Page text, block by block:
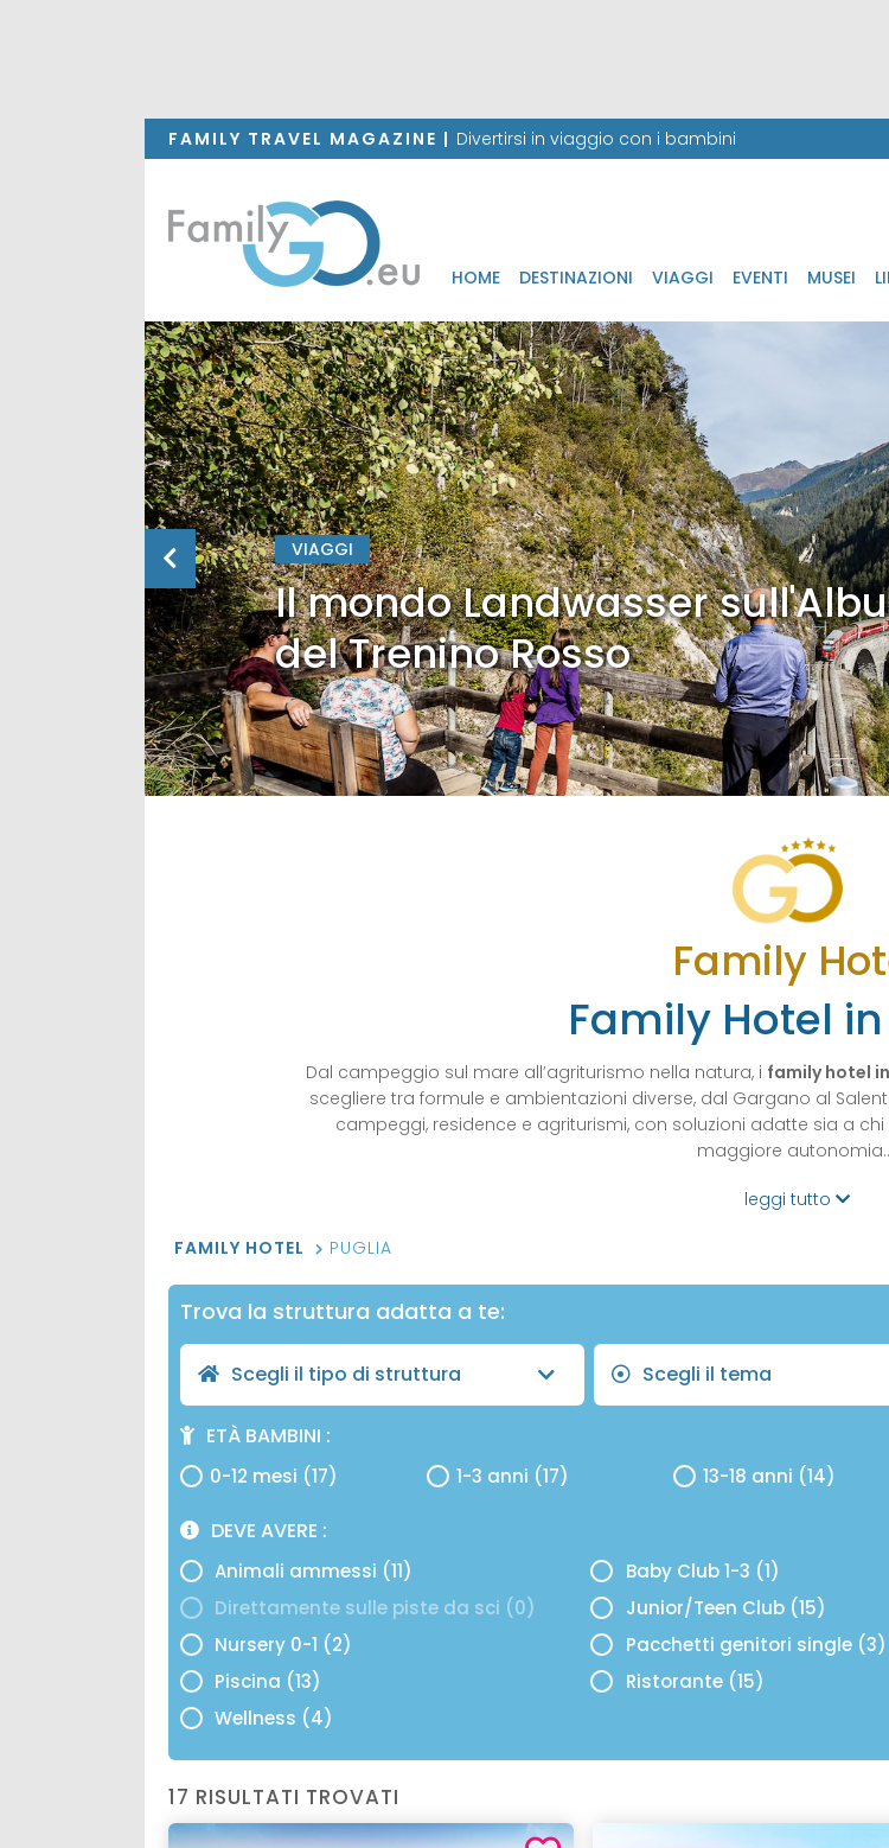
FAMILY TRAVEL MAGAZINE | Divertirsi in viaggio con i bambini
HOME DESTINAZIONI VIAGGI EVENTI MUSEI
VIAGGI
Il mondo Landwasser
del Trenino Rosso
Family
Family Hotel
Dal campeggio sul mare all’agriturismo nella natura, i family hotel
scegliere tra formule e ambientazioni diverse, dal Gargano al
campeggi, residence e agriturismi, con soluzioni adatte sia a
maggiore
leggi tutto
FAMILY HOTEL PUGLIA
Trova la struttura adatta a te:
Scegli il tipo di struttura Scegli il tema
ETÀ BAMBINI
0-12 mesi (17) 1-3 anni (17) 13-18 anni (14)
DEVE AVERE
Animali ammessi (11) Baby Club 1-3 (1)
Direttamente sulle piste da sci (0)
Junior/Teen Club (15)
Nursery 0-1 (2)
Pacchetti genitori single (3)
Piscina (13)
Ristorante (15)
Wellness (4)
17 RISULTATI TROVATI